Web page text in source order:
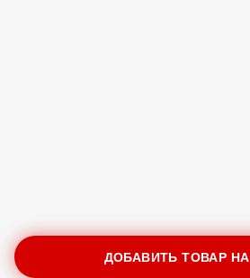
ДОБАВИТЬ ТОВАР НА